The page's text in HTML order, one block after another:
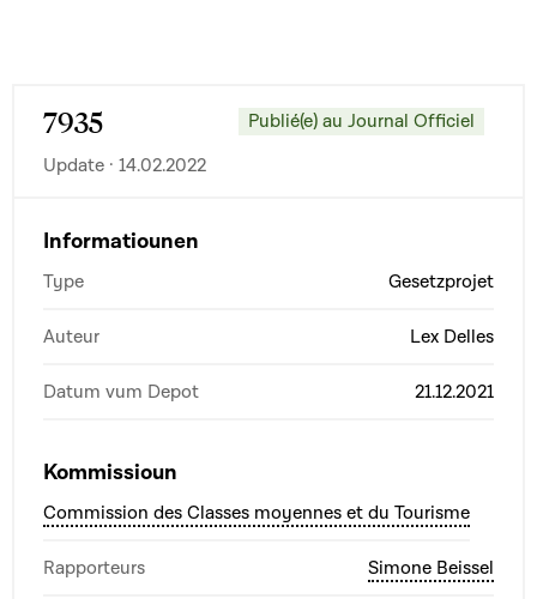
7935
Publié(e) au Journal Officiel
Update · 14.02.2022
Informatiounen
Type Gesetzprojet
Auteur Lex Delles
Datum vum Depot 21.12.2021
Kommissioun
Commission des Classes moyennes et du Tourisme
Rapporteurs Simone Beissel